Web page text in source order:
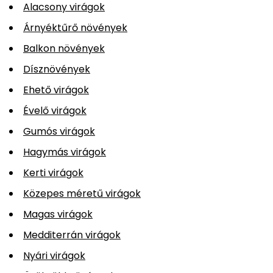
Alacsony virágok
Árnyéktűrő növények
Balkon növények
Dísznövények
Ehető virágok
Évelő virágok
Gumós virágok
Hagymás virágok
Kerti virágok
Közepes méretű virágok
Magas virágok
Medditerrán virágok
Nyári virágok